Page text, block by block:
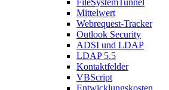
Mittelwert
Webrequest-Tracker
Outlook Security
ADSI und LDAP
LDAP 5.5
Kontaktfelder
VBScript
Entwicklungskosten